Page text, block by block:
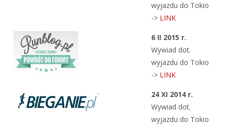
wyjazdu do Tokio
-> LINK
6 II 2015 r.
Wywiad dot.
wyjazdu do Tokio
-> LINK
24 XI 2014 r.
Wywiad dot.
wyjazdu do Tokio